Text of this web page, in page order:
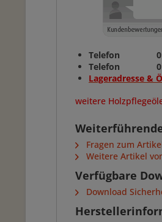
Telefon
Telefon 0151
Lageradresse &
weitere
Fragen zum
Weitere Artikel
Verfügbare
Download